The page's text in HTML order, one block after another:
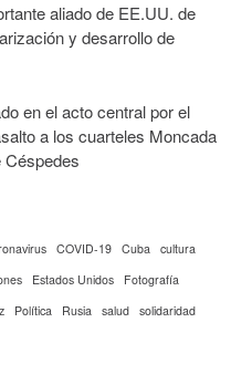
aliado de EE.UU. de
y desarrollo de
en el acto central por el
a los cuarteles Moncada
COVID-19 Cuba cultura
Estados Unidos
Fotografía
Política Rusia salud solidaridad